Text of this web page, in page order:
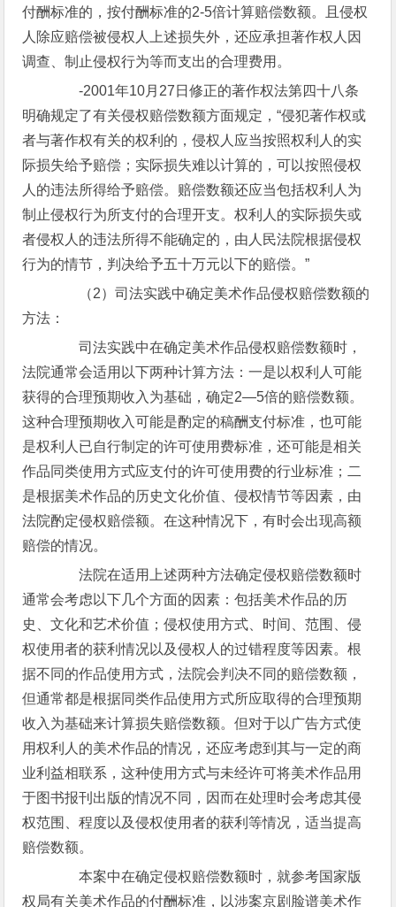
付酬标准的，按付酬标准的2-5倍计算赔偿数额。且侵权
人除应赔偿被侵权人上述损失外，还应承担著作权人因
调查、制止侵权行为等而支出的合理费用。
-2001年10月27日修正的著作权法第四十八条
明确规定了有关侵权赔偿数额方面规定，“侵犯著作权或
者与著作权有关的权利的，侵权人应当按照权利人的实
际损失给予赔偿；实际损失难以计算的，可以按照侵权
人的违法所得给予赔偿。赔偿数额还应当包括权利人为
制止侵权行为所支付的合理开支。权利人的实际损失或
者侵权人的违法所得不能确定的，由人民法院根据侵权
行为的情节，判决给予五十万元以下的赔偿。”
（2）司法实践中确定美术作品侵权赔偿数额的
方法：
司法实践中在确定美术作品侵权赔偿数额时，
法院通常会适用以下两种计算方法：一是以权利人可能
获得的合理预期收入为基础，确定2—5倍的赔偿数额。
这种合理预期收入可能是酌定的稿酬支付标准，也可能
是权利人已自行制定的许可使用费标准，还可能是相关
作品同类使用方式应支付的许可使用费的行业标准；二
是根据美术作品的历史文化价值、侵权情节等因素，由
法院酌定侵权赔偿额。在这种情况下，有时会出现高额
赔偿的情况。
法院在适用上述两种方法确定侵权赔偿数额时
通常会考虑以下几个方面的因素：包括美术作品的历
史、文化和艺术价值；侵权使用方式、时间、范围、侵
权使用者的获利情况以及侵权人的过错程度等因素。根
据不同的作品使用方式，法院会判决不同的赔偿数额，
但通常都是根据同类作品使用方式所应取得的合理预期
收入为基础来计算损失赔偿数额。但对于以广告方式使
用权利人的美术作品的情况，还应考虑到其与一定的商
业利益相联系，这种使用方式与未经许可将美术作品用
于图书报刊出版的情况不同，因而在处理时会考虑其侵
权范围、程度以及侵权使用者的获利等情况，适当提高
赔偿数额。
本案中在确定侵权赔偿数额时，就参考国家版
权局有关美术作品的付酬标准，以涉案京剧脸谱美术作